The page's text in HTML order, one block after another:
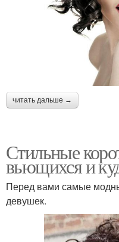
читать дальше →
Стильные
вьющихся и
Перед вами самые
девушек.